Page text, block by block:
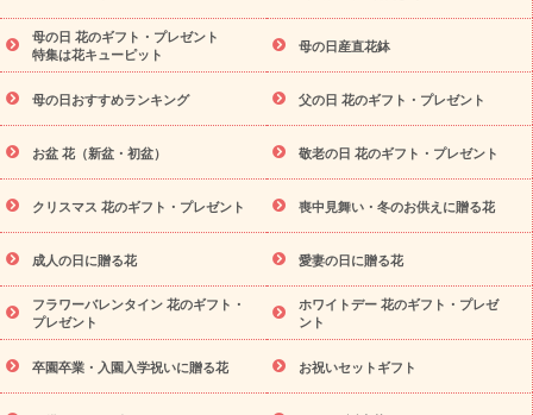
念日
結婚祝い 出産祝い 退院祝い・快気祝い
寿祝い
プチギフト ペットのお祝いフラワー
供え・お悔やみ商品一覧
お供え・お悔やみの花
四十九日法要以
降に贈る花
通夜・葬儀に贈る花
お供え お花とセットギフト
お供え プリザーブドフラワー
ペットのお供えフラワー
お盆（新
盆・初盆）
その他 お祝い返し お見舞い
お取り寄せギフト
ビジネス用
ご自宅用 観葉植物 ミディ胡蝶蘭
プリザーブ
ドフラワー
スタイルから探す アレンジメント 花束
スタ
ンド花
お祝い お供え・お悔やみ 胡蝶蘭 胡蝶蘭・花鉢
ディ胡蝶蘭・お祝い
ミディ胡蝶蘭・お供え
世界初の青色胡蝶蘭
観葉植物
観葉植物 産直多肉植物
プリザーブドフラワー
お祝い
お供え・お悔やみ 花とセットギフト
セミオーダー
プチギフト（hanamore -ハナモア-）
花とみどりのeギフト
花キューピットのeGfit
カラー ピンク
イエローオレンジ
母の日 花のギフト・プレゼント
特集は花キューピット
母の日産直花鉢
母の日おすすめランキング 父の日 花のギフト・プレゼント
お盆 花（新盆・初盆） 敬老の日 花のギフト・プレゼント
クリスマス 花のギフト・プレゼント 喪中見舞い・冬のお供えに贈る花
成人の日に贈る花 愛妻の日に贈る花
フラワーバレンタイン 花のギフト・
プレゼント
ホワイトデー 花のギフト・プレゼ
ント
卒園卒業・入園入学祝いに贈る花 お祝いセットギフト